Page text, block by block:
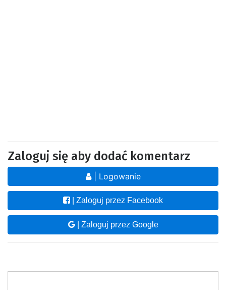
Zaloguj się aby dodać komentarz
| Logowanie
| Zaloguj przez Facebook
| Zaloguj przez Google